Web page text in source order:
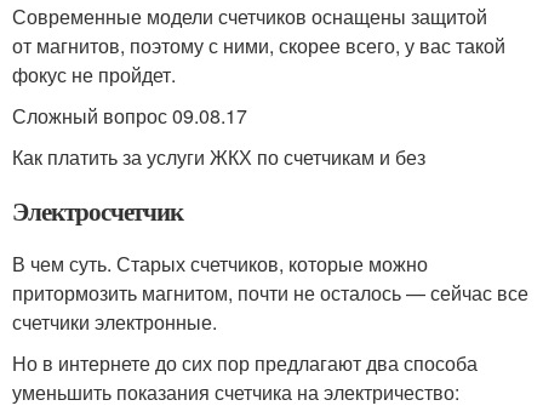
Современные модели счетчиков оснащены защитой
от магнитов, поэтому с ними, скорее всего, у вас такой
фокус не пройдет.
Сложный вопрос 09.08.17
Как платить за услуги ЖКХ по счетчикам и без
Электросчетчик
В чем суть. Старых счетчиков, которые можно
притормозить магнитом, почти не осталось — сейчас все
счетчики электронные.
Но в интернете до сих пор предлагают два способа
уменьшить показания счетчика на электричество: